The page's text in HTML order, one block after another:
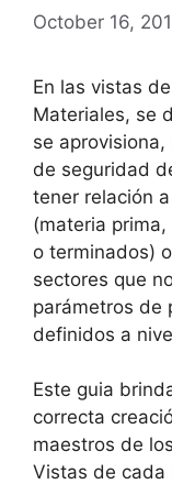
October 16,
En las vistas
Materiales, se
se
de seguridad
tener relación
(materia
o terminados)
sectores que
parámetros de
definidos a
Este guia
correcta
maestros de
Vistas de cada